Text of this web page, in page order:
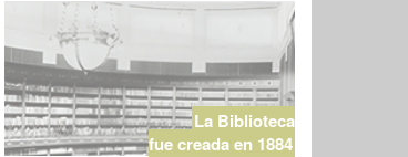
La Biblioteca
fue creada en 1884